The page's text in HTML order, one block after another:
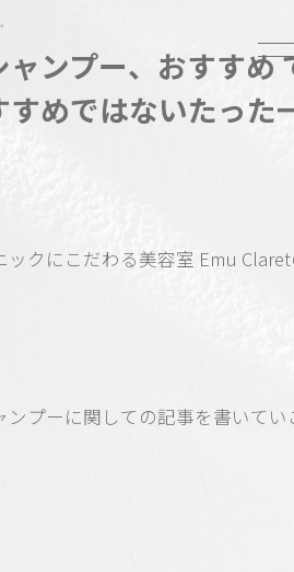
ンプー、おすすめ
めではないたった
クにこだわる美容室 Emu
ンプーに関しての記事を書いてい